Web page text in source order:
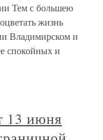
Тем с большею
жизнь
Владимирском и
спокойных и
13 июня